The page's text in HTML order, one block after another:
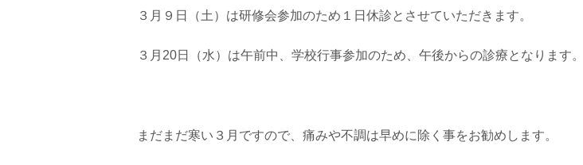
３月９日（土）は研修会参加のため１日休診とさせていただきます。
３月20日（水）は午前中、学校行事参加のため、午後からの診療となります。
まだまだ寒い３月ですので、痛みや不調は早めに除く事をお勧めします。